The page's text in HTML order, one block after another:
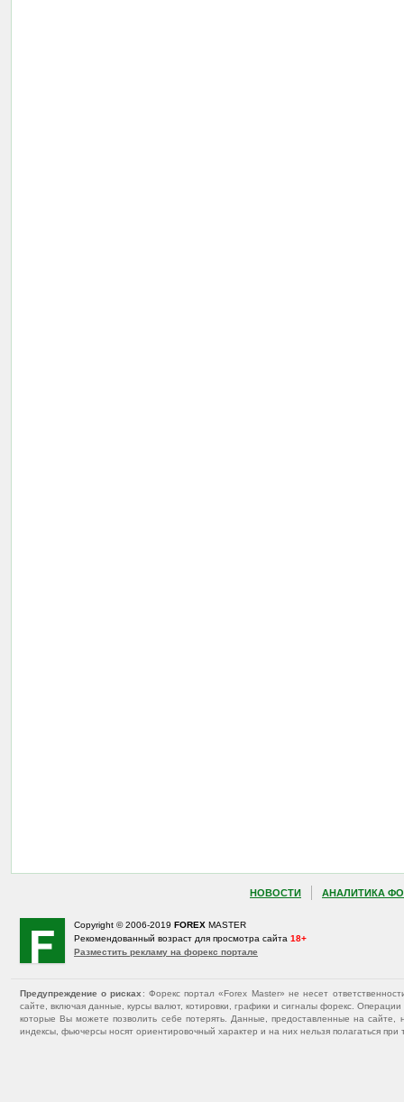
НОВОСТИ АНАЛИТИКА
Copyright © 2006-2019 FOREX MASTER
Рекомендованный возраст для просмотра сайта 18+
Разместить рекламу на форекс портале
Предупреждение о рисках : Форекс портал «Forex Master» не несет
сайте, включая данные, курсы валют, котировки, графики и сигналы форекс.
которые Вы можете позволить себе потерять. Данные, предоставленные на
индексы, фьючерсы носят ориентировочный характер и на них нельзя полагаться при